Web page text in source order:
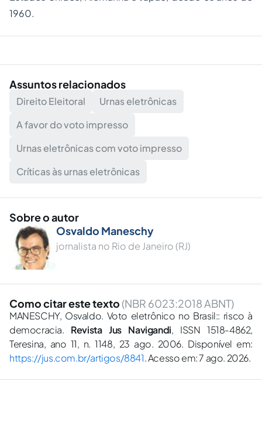
1960.
Assuntos relacionados
Direito Eleitoral
Urnas eletrônicas
A favor do voto impresso
Urnas eletrônicas com voto impresso
Críticas às urnas eletrônicas
Sobre o autor
Osvaldo Maneschy
jornalista no Rio de Janeiro (RJ)
Como citar este texto (NBR 6023:2018 ABNT)
MANESCHY, Osvaldo. Voto eletrônico no Brasil:: risco à
democracia. Revista Jus Navigandi, ISSN 1518-4862,
Teresina, ano 11, n. 1148, 23 ago. 2006. Disponível em:
https://jus.com.br/artigos/8841. Acesso em: 7 ago. 2026.